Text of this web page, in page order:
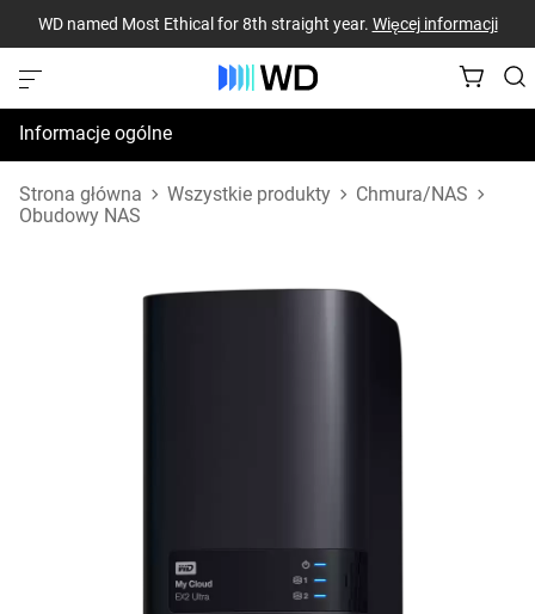
WD named Most Ethical for 8th straight year. Więcej informacji
Informacje ogólne
Dane techniczne
Strona główna Wszystkie produkty
Chmura/NAS
Obudowy NAS